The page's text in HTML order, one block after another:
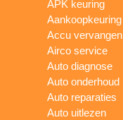
APK keuring
Aankoopkeuring
Accu vervangen
Airco service
Auto diagnose
Auto onderhoud
Auto reparaties
Auto uitlezen